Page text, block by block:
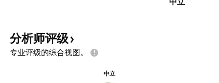
分析师评级
专业评级的综合视图。
中立